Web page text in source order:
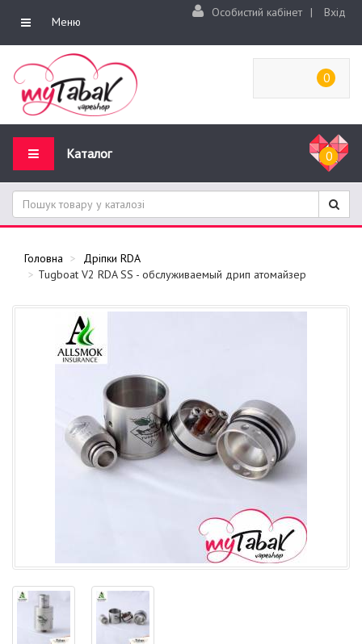
Меню
Особистий кабінет | Вхід
0
Каталог 0
Головна
Дріпки RDA
Tugboat V2 RDA SS - обслуживаемый дрип атомайзер